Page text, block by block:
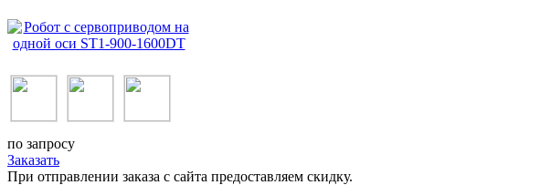
по запросу
Заказать
При отправлении заказа с сайта предоставляем скидку.